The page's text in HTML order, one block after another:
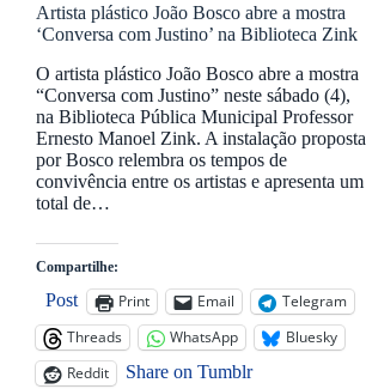
Artista plástico João Bosco abre a mostra
‘Conversa com Justino’ na Biblioteca Zink
O artista plástico João Bosco abre a mostra
“Conversa com Justino” neste sábado (4),
na Biblioteca Pública Municipal Professor
Ernesto Manoel Zink. A instalação proposta
por Bosco relembra os tempos de
convivência entre os artistas e apresenta um
total de…
Compartilhe:
Post Print Email
Telegram
Threads
WhatsApp
Bluesky
Reddit
Share on Tumblr